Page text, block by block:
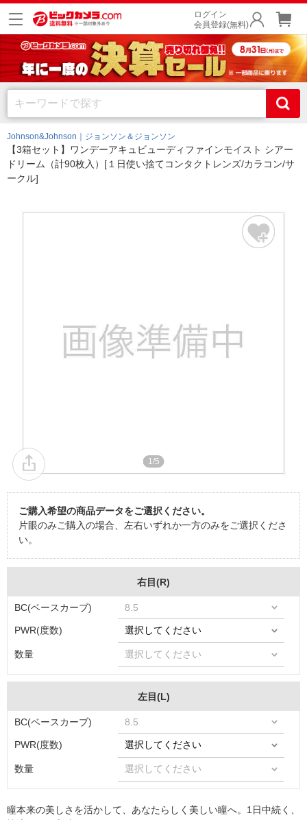
ログイン
会員登録(無料)
Johnson&Johnson｜ジョンソン＆ジョンソン
【3箱セット】ワンデーアキュビューディファインモイスト シアー
ドリーム（計90枚入）[１日使い捨てコンタクトレンズ/カラコン/サ
ークル]
1/5
ご購入希望の商品データをご選択ください。
片眼のみご購入の場合、左右いずれか一方のみをご選択くださ
い。
右目(R)
BC(ベースカーブ)
PWR(度数)
数量
左目(L)
BC(ベースカーブ)
PWR(度数)
数量
瞳本来の美しさを活かして、あなたらしく美しい瞳へ。1日中続く、